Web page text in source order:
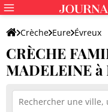
Crèche Eure Évreux
CRÈCHE FAMILIALE DE
CRÈCHE
MADELEINE